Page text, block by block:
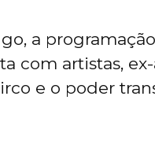
a
com artistas,
e o poder